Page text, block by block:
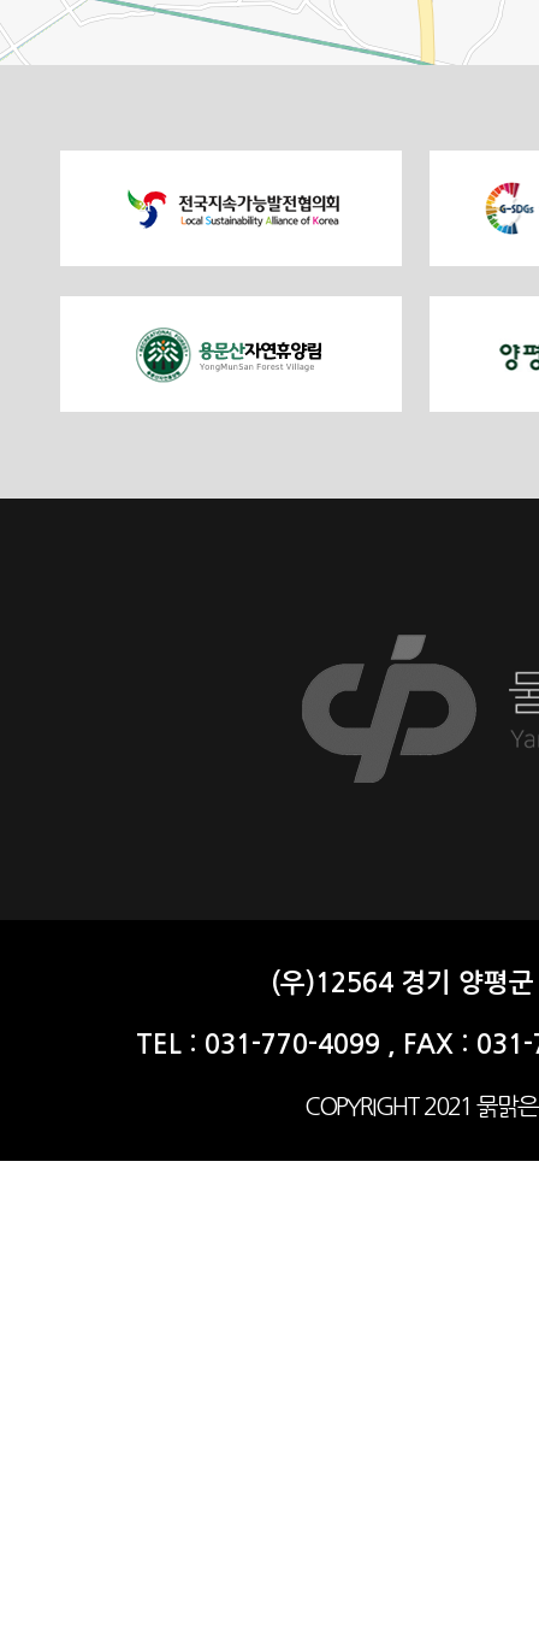
(우)12564 경기 양평
TEL : 031-770-4099 , FAX :
COPYRIGHT 2021 묽맑